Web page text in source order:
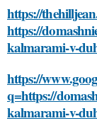
https://
https://
kalmarami-v-
https://
q=https://
kalmarami-v-